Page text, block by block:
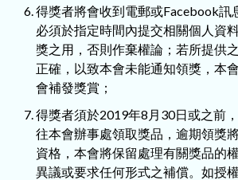
得獎者將會收到電郵或Facebook訊
必須於指定時間內提交相關個人資
獎之用，否則作棄權論；若所提供
正確，以致本會未能通知領獎，本
會補發獎賞；
得獎者須於2019年8月30日或之前
往本會辦事處領取獎品，逾期領獎
資格，本會將保留處理有關獎品的
異議或要求任何形式之補償。如授